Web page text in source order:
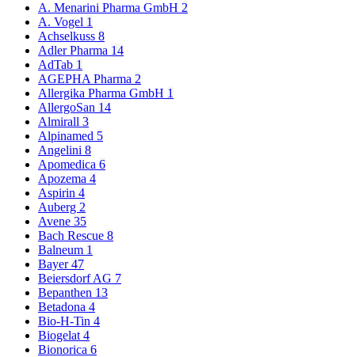
A. Menarini Pharma GmbH 2
A. Vogel 1
Achselkuss 8
Adler Pharma 14
AdTab 1
AGEPHA Pharma 2
Allergika Pharma GmbH 1
AllergoSan 14
Almirall 3
Alpinamed 5
Angelini 8
Apomedica 6
Apozema 4
Aspirin 4
Auberg 2
Avene 35
Bach Rescue 8
Balneum 1
Bayer47
Beiersdorf AG 7
Bepanthen 13
Betadona 4
Bio-H-Tin 4
Biogelat4
Bionorica 6